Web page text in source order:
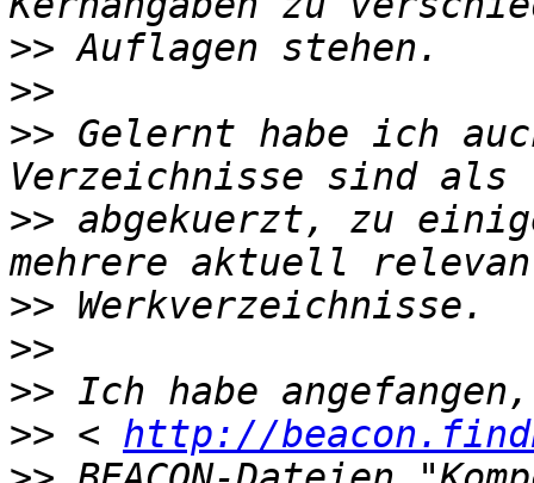
>>
>>
>> Gelernt habe ich
>> abgekuerzt, zu
>>
>>
>>
>> < http://